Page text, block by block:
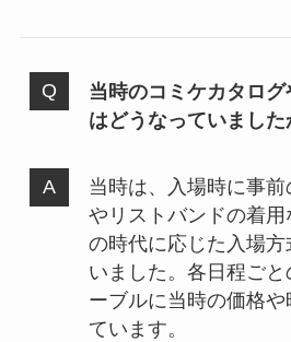
当時のコミケカタロ
はどうなっていました
当時は、入場時に事前
やリストバンドの着
の時代に応じた入場方
いました。各日程ご
ーブルに当時の価格
ています。